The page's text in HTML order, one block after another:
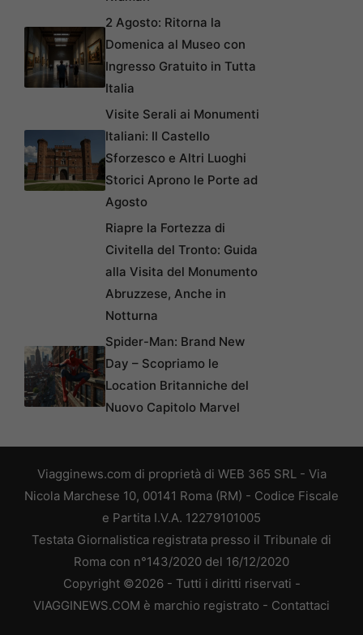
2 Agosto: Ritorna la
Domenica al Museo con
Ingresso Gratuito in Tutta
Italia
Visite Serali ai Monumenti
Italiani: Il Castello
Sforzesco e Altri Luoghi
Storici Aprono le Porte ad
Agosto
Riapre la Fortezza di
Civitella del Tronto: Guida
alla Visita del Monumento
Abruzzese, Anche in
Notturna
Spider-Man: Brand New
Day – Scopriamo le
Location Britanniche del
Nuovo Capitolo Marvel
Viagginews.com di proprietà di WEB 365 SRL - Via
Nicola Marchese 10, 00141 Roma (RM) - Codice Fiscale
e Partita I.V.A. 12279101005
Testata Giornalistica registrata presso il Tribunale di
Roma con n°143/2020 del 16/12/2020
Copyright ©2026 - Tutti i diritti riservati -
VIAGGINEWS.COM è marchio registrato - Contattaci